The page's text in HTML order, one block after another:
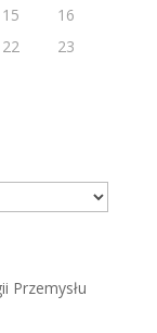
15
16
22
23
Przemysłu